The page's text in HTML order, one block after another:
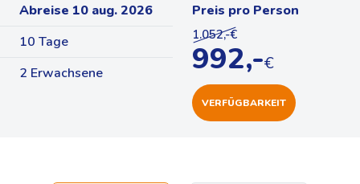
Abreise 10 aug. 2026
10 Tage
2 Erwachsene
Preis pro Person
1.052,-€
992,-€
VERFÜGBARKEIT